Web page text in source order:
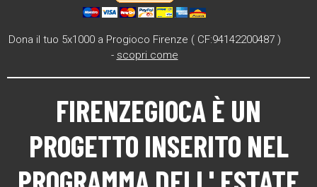
Dona il tuo 5x1000 a Progioco Firenze ( CF:94142200487 )
- scopri come
FIRENZEGIOCA È UN
PROGETTO INSERITO NEL